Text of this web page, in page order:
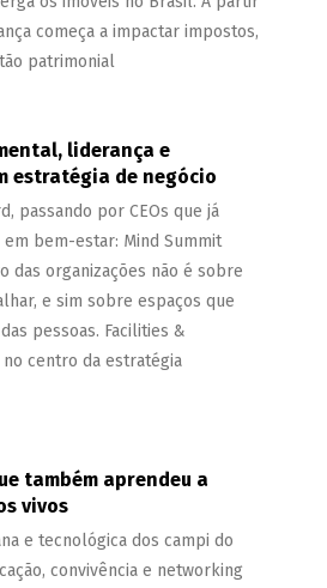
começa a impactar impostos,
patrimonial
liderança e
estratégia de negócio
passando por CEOs que já
bem-estar: Mind Summit
das organizações não é sobre
e sim sobre espaços que
pessoas. Facilities &
centro da estratégia
também aprendeu a
vivos
e tecnológica dos campi do
convivência e networking